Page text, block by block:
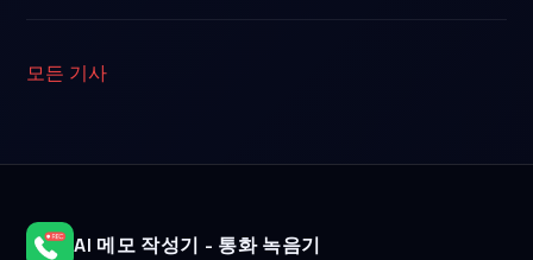
모든 기사
AI 메모 작성기 - 통화 녹음기